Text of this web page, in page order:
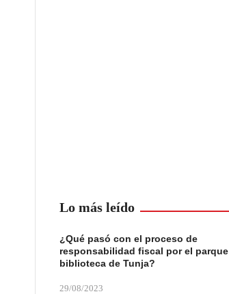
Lo más leído
¿Qué pasó con el proceso de
responsabilidad fiscal por el parque
biblioteca de Tunja?
29/08/2023